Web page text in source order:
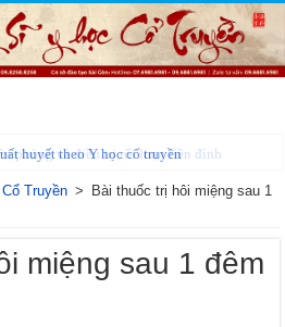
huyết theo Y học cổ truyền
Truyền > Bài thuốc trị hôi miệng sau 1
miệng sau 1 đêm